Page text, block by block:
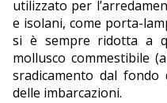
utilizzato per
e isolani, come porta-
si è sempre ridotta a
mollusco commestibile
sradicamento dal
delle imbarcazioni.